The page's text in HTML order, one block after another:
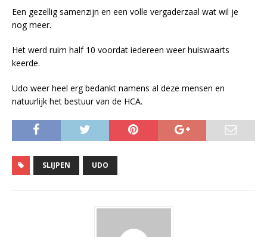
Een gezellig samenzijn en een volle vergaderzaal wat wil je
nog meer.
Het werd ruim half 10 voordat iedereen weer huiswaarts
keerde.
Udo weer heel erg bedankt namens al deze mensen en
natuurlijk het bestuur van de HCA.
SLIJPEN UDO